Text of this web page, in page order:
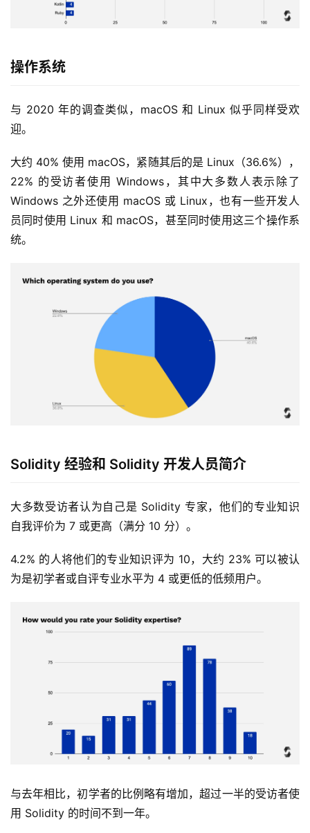
指
数
常
工
具
推
荐
操作系统
与 2020 年的调查类似，macOS 和 Linux 似乎同样受欢
迎。
大约 40% 使用 macOS，紧随其后的是 Linux（36.6%），
22% 的受访者使用 Windows，其中大多数人表示除了
Windows 之外还使用 macOS 或 Linux，也有一些开发人
员同时使用 Linux 和 macOS，甚至同时使用这三个操作系
统。
Solidity 经验和 Solidity 开发人员简介
大多数受访者认为自己是 Solidity 专家，他们的专业知识
自我评价为 7 或更高（满分 10 分）。
4.2% 的人将他们的专业知识评为 10，大约 23% 可以被认
为是初学者或自评专业水平为 4 或更低的低频用户。
与去年相比，初学者的比例略有增加，超过一半的受访者使
用 Solidity 的时间不到一年。